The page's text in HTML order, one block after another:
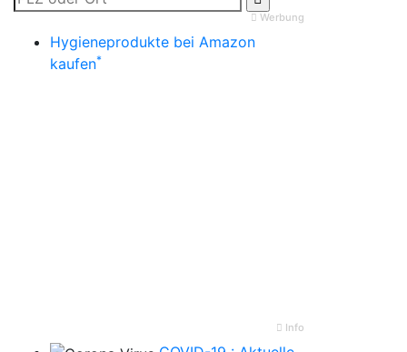
Werbung
Hygieneprodukte bei Amazon
kaufen*
Info